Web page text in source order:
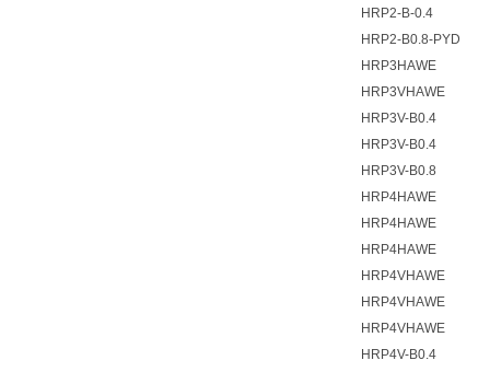
HRP2-B-0.4
HRP2-B0.8-PYD
HRP3HAWE
HRP3VHAWE
HRP3V-B0.4
HRP3V-B0.4
HRP3V-B0.8
HRP4HAWE
HRP4HAWE
HRP4HAWE
HRP4VHAWE
HRP4VHAWE
HRP4VHAWE
HRP4V-B0.4